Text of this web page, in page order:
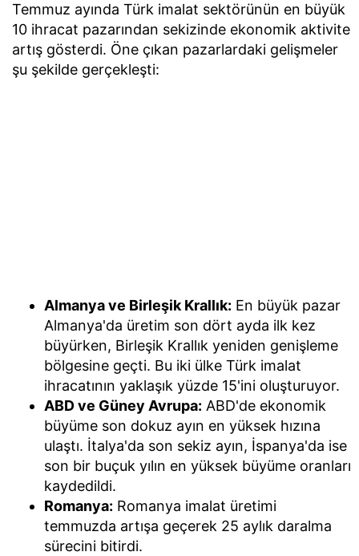
Temmuz ayında Türk imalat sektörünün en büyük
10 ihracat pazarından sekizinde ekonomik aktivite
artış gösterdi. Öne çıkan pazarlardaki gelişmeler
şu şekilde gerçekleşti:
Almanya ve Birleşik Krallık: En büyük pazar
Almanya'da üretim son dört ayda ilk kez
büyürken, Birleşik Krallık yeniden genişleme
bölgesine geçti. Bu iki ülke Türk imalat
ihracatının yaklaşık yüzde 15'ini oluşturuyor.
ABD ve Güney Avrupa: ABD'de ekonomik
büyüme son dokuz ayın en yüksek hızına
ulaştı. İtalya'da son sekiz ayın, İspanya'da ise
son bir buçuk yılın en yüksek büyüme oranları
kaydedildi.
Romanya: Romanya imalat üretimi
temmuzda artışa geçerek 25 aylık daralma
sürecini bitirdi.